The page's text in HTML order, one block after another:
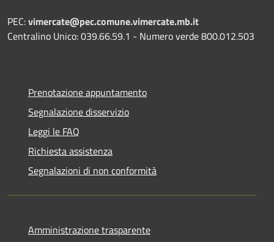
PEC:vimercate@pec.comune.vimercate.mb.it
Centralino Unico: 039.66.59.1 - Numero verde 800.012.503
Prenotazione appuntamento
Segnalazione disservizio
Leggi le FAQ
Richiesta assistenza
Segnalazioni di non conformità
Amministrazione trasparente